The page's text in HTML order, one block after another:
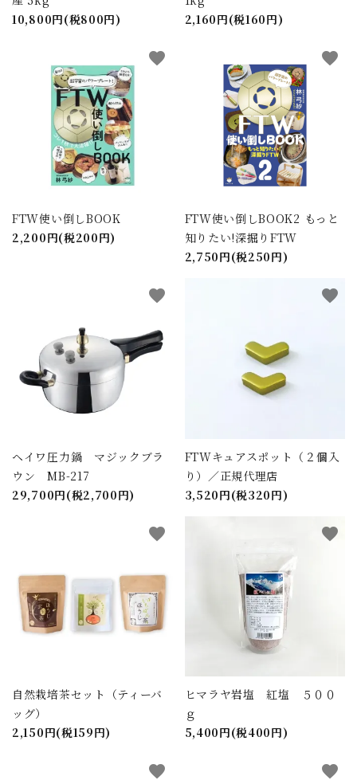
10,800円(税800円)
2,160円(税160円)
FTW使い倒しBOOK
2,200円(税200円)
favorite
FTW使い倒しBOOK2 もっと
知りたい!深掘りFTW
2,750円(税250円)
favorite
ヘイワ圧力鍋 マジックブラ
ウン MB-217
29,700円(税2,700円)
favorite
FTWキュアスポット（２個入
り）／正規代理店
3,520円(税320円)
favorite
自然栽培茶セット（ティーバ
ッグ）
2,150円(税159円)
favorite
ヒマラヤ岩塩 紅塩 ５００
ｇ
5,400円(税400円)
favorite
favorite favorite
close